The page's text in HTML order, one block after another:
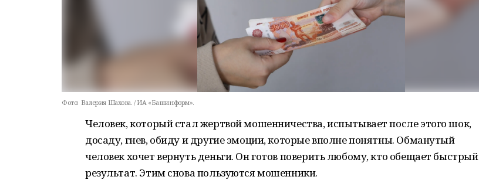
Фото: Валерия Шахова. / ИА «Башинформ».
Человек, который стал жертвой мошенничества, испытывает после этого шок,
досаду, гнев, обиду и другие эмоции, которые вполне понятны. Обманутый
человек хочет вернуть деньги. Он готов поверить любому, кто обещает быстрый
результат. Этим снова пользуются мошенники.